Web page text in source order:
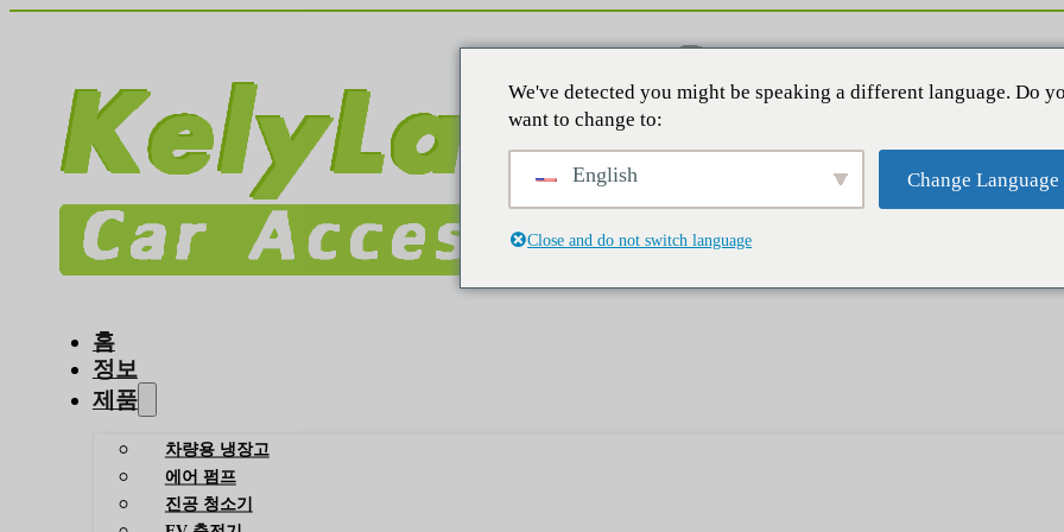
홈
정보
제품
차량용 냉장고
에어 펌프
진공 청소기
We've detected you might be speaking a different language. Do
want to change to:
English Change Language
Close and do not switch language